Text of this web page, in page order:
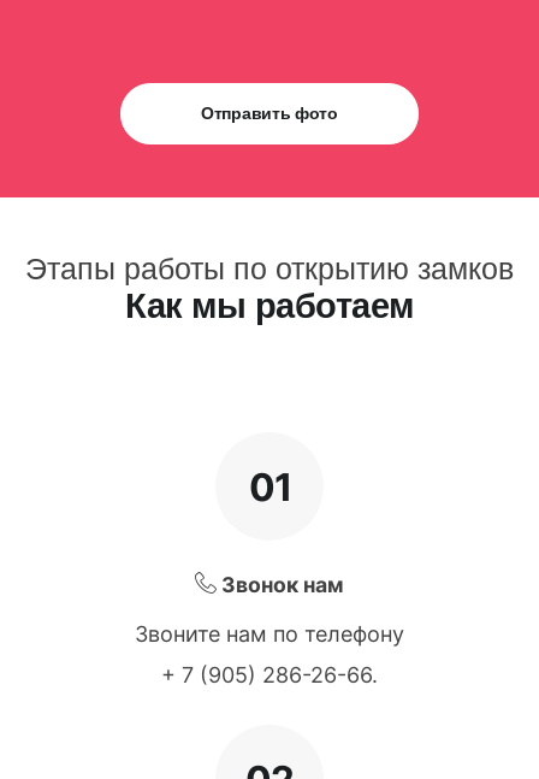
Отправить фото
Этапы работы по открытию замков
Как мы работаем
01
Звонок нам
Звоните нам по телефону
+ 7 (905) 286-26-66.